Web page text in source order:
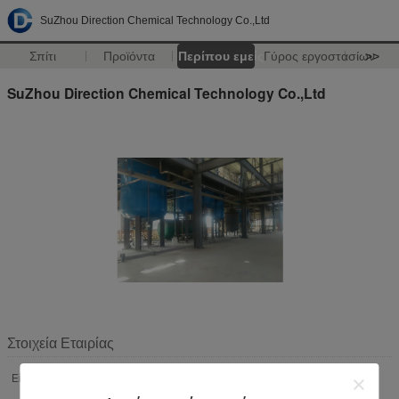
SuZhou Direction Chemical Technology Co.,Ltd
Σπίτι Προϊόντα Περίπου εμείς Γύρος εργοστασίων
>>
SuZhou Direction Chemical Technology Co.,Ltd
Στοιχεία Εταιρίας
Είδος Επιχείρησης: